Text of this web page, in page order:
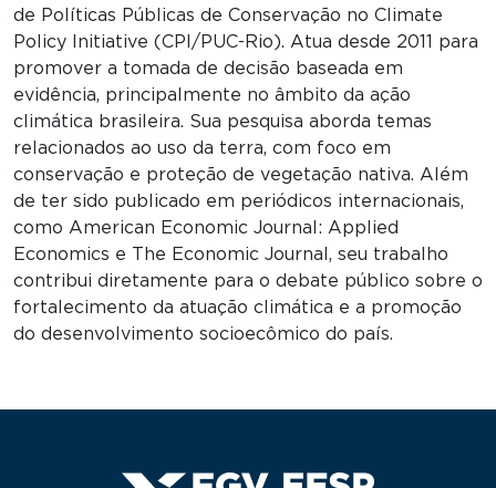
de Políticas Públicas de Conservação no Climate
Policy Initiative (CPI/PUC-Rio). Atua desde 2011 para
promover a tomada de decisão baseada em
evidência, principalmente no âmbito da ação
climática brasileira. Sua pesquisa aborda temas
relacionados ao uso da terra, com foco em
conservação e proteção de vegetação nativa. Além
de ter sido publicado em periódicos internacionais,
como American Economic Journal: Applied
Economics e The Economic Journal, seu trabalho
contribui diretamente para o debate público sobre o
fortalecimento da atuação climática e a promoção
do desenvolvimento socioecômico do país.